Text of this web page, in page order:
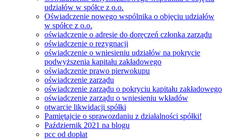
udziałów w spółce z o.o.
Oświadczenie nowego wspólnika o objęciu udziałów
w spółce z o.o.
oświadczenie o adresie do doręczeń członka zarządu
oświadczenie o rezygnacji
oświadczenie o wniesieniu udziałów na pokrycie
podwyższenia kapitału zakładowego
oświadczenie prawo pierwokupu
oświadczenie zarządu
oświadczenie zarządu o pokryciu kapitału zakładowego
oświadczenie zarządu o wniesieniu wkładów
otwarcie likwidacji spółki
Pamiętajcie o sprawozdaniu z działalności spółki!
Październik 2021 na blogu
pcc od dopłat